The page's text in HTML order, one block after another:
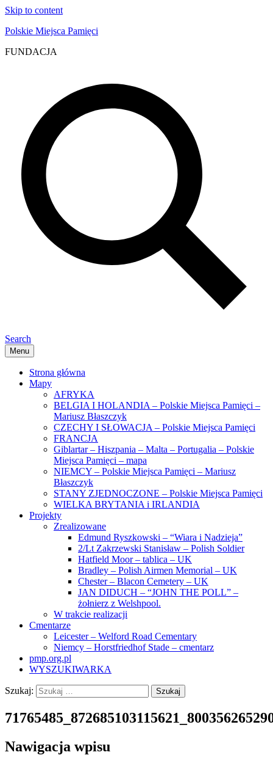
Skip to content
Polskie Miejsca Pamięci
FUNDACJA
Search
Menu
Strona główna
Mapy
AFRYKA
BELGIA I HOLANDIA – Polskie Miejsca Pamięci –
Mariusz Błaszczyk
CZECHY I SŁOWACJA – Polskie Miejsca Pamięci
FRANCJA
Giblartar – Hiszpania – Malta – Portugalia – Polskie
Miejsca Pamięci – mapa
NIEMCY – Polskie Miejsca Pamięci – Mariusz
Błaszczyk
STANY ZJEDNOCZONE – Polskie Miejsca Pamięci
WIELKA BRYTANIA i IRLANDIA
Projekty
Zrealizowane
Edmund Ryszkowski – “Wiara i Nadzieja”
2/Lt Zakrzewski Stanisław – Polish Soldier
Hatfield Moor – tablica – UK
Bradley – Polish Airmen Memorial – UK
Chester – Blacon Cemetery – UK
JAN DIDUCH – “JOHN THE POLL” –
żołnierz z Welshpool.
W trakcie realizacji
Cmentarze
Leicester – Welford Road Cementary
Niemcy – Horstfriedhof Stade – cmentarz
pmp.org.pl
WYSZUKIWARKA
Szukaj:
Nawigacja wpisu